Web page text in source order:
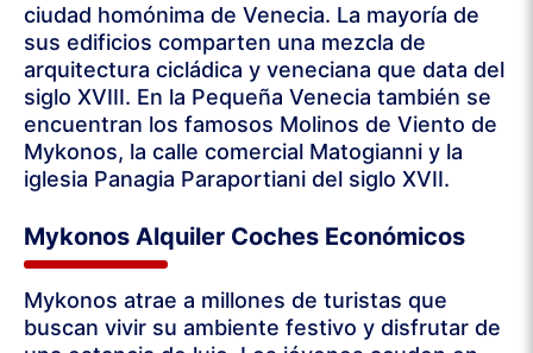
ciudad homónima de Venecia. La mayoría de
sus edificios comparten una mezcla de
arquitectura cicládica y veneciana que data del
siglo XVIII. En la Pequeña Venecia también se
encuentran los famosos Molinos de Viento de
Mykonos, la calle comercial Matogianni y la
iglesia Panagia Paraportiani del siglo XVII.
Mykonos Alquiler Coches Económicos
Mykonos atrae a millones de turistas que
buscan vivir su ambiente festivo y disfrutar de